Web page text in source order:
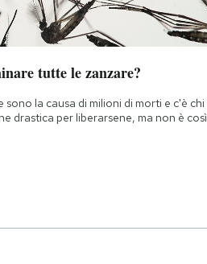
tutte le zanzare?
la causa di milioni di morti e c'è chi
drastica per liberarsene, ma non è così